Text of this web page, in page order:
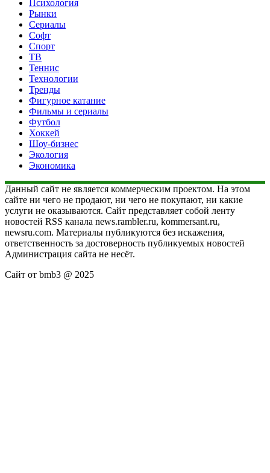
Психология
Рынки
Сериалы
Софт
Спорт
ТВ
Теннис
Технологии
Тренды
Фигурное катание
Фильмы и сериалы
Футбол
Хоккей
Шоу-бизнес
Экология
Экономика
Данный сайт не является коммерческим проектом. На этом
сайте ни чего не продают, ни чего не покупают, ни какие
услуги не оказываются. Сайт представляет собой ленту
новостей RSS канала news.rambler.ru, kommersant.ru,
newsru.com. Материалы публикуются без искажения,
ответственность за достоверность публикуемых новостей
Администрация сайта не несёт.
Сайт от bmb3 @ 2025